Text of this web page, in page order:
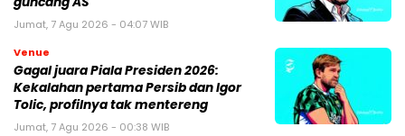
Jumat, 7 Agu 2026 - 04:07 WIB
Venue
Gagal juara Piala Presiden 2026:
Kekalahan pertama Persib dan Igor
Tolic, profilnya tak mentereng
Jumat, 7 Agu 2026 - 00:38 WIB